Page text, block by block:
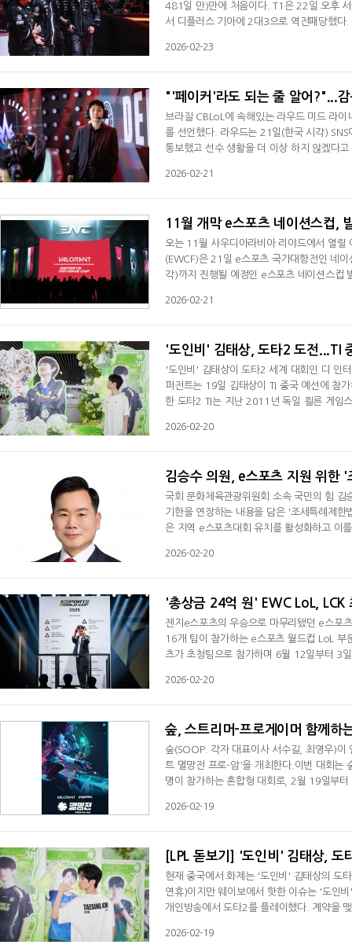
481일 만)만에 처음이다. T1은 22일 오후
서 디플러스 기아에 2대3으로 역전패당했
롤스터가 T1에게 역스윕 승리 이후 처음 있
2026-02-23
"'페이커'라도 되는 줄 알어?"...
브라질 CBLoL에 속해있는 라우드 미드 라
를 선언했다. 라우드는 21일(한국 시각)
통보했고 선수 생활을 더 이상 하지 않겠다
는 비보 키드 스타즈, 로스를 꺾었고 레드 캐
2026-02-21
11월 개막 e스포츠 네이션스컵,
오는 11월 사우디아라비아 리야드에서 열릴
(EWCF)은 21일 e스포츠 국가대항전인 네
각)까지 진행될 예정인 e스포츠 네이션스컵
친다. 플레이오프는 3전 2선승제이며 결승
2026-02-21
'도인비' 김태상, 도타2 도전...TI
'도인비' 김태상이 도타2 세계 대회인 디 인
퍼전트는 19일 김태상이 TI 중국 예선에 참
한 도타2 TI는 지난 2011년 독일 쾰른 게임
2021년 대회 총상금은 4,001만 8,195달러(
2026-02-20
김승수 의원, e스포츠 지원 위한
국회 문화체육관광위원회 소속 국민의 힘
기한을 연장하는 내용을 담은 '조세특례제
은 지역 e스포츠대회 유치를 활성화하고 이
의 운영을 위해 발생한 비용 중 대통령령으
2026-02-20
'총상금 24억 원' EWC LoL, LCK
젠지e스포츠의 우승으로 마무리됐던 e스포
16개 팀이 참가하는 e스포츠 월드컵 LoL
츠가 초청팀으로 참가하며 6월 12일부터 3
팀이 자격을 승계한다. 중국 LPL 스플릿2,
2026-02-20
숲, 스트리머-프로게이머 함께하
숲(SOOP. 각자 대표이사 서수길, 최영우)
트 멸망전 프로-암'을 개최한다.이번 대회는
명이 참가하는 혼합형 대회로, 2월 19일부
'김규태', '갓데드', '세레나', '트할', '베베리'
2026-02-19
[LPL 돋보기] '도인비' 김태상, 도
현재 중국에서 화제는 '도인비' 김태상의 도
연휴)이지만 웨이보에서 핫한 이슈는 '도인
개인방송에서 도타2를 플레이했다. 계약을
단 사령관 등을 플레이했다. 중국 e스포츠
2026-02-19